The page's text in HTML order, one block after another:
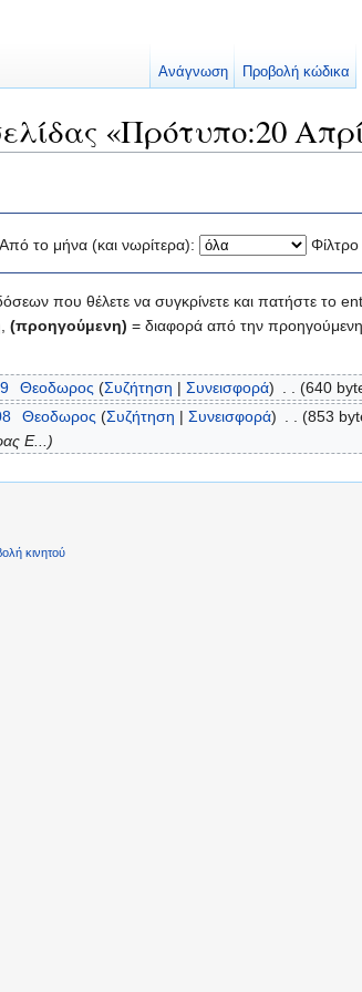
«Πρότυπο:20
Από το μήνα (και νωρίτερα): Φίλτρο
που θέλετε να συγκρίνετε και πατήστε το
(προηγούμενη) = διαφορά από την
Θεοδωρος (Συζήτηση | Συνεισφορά) (640
Θεοδωρος (Συζήτηση | Συνεισφορά) (853
Ε...)
Ανάγνωση Προβολή κώδικα
κινητού